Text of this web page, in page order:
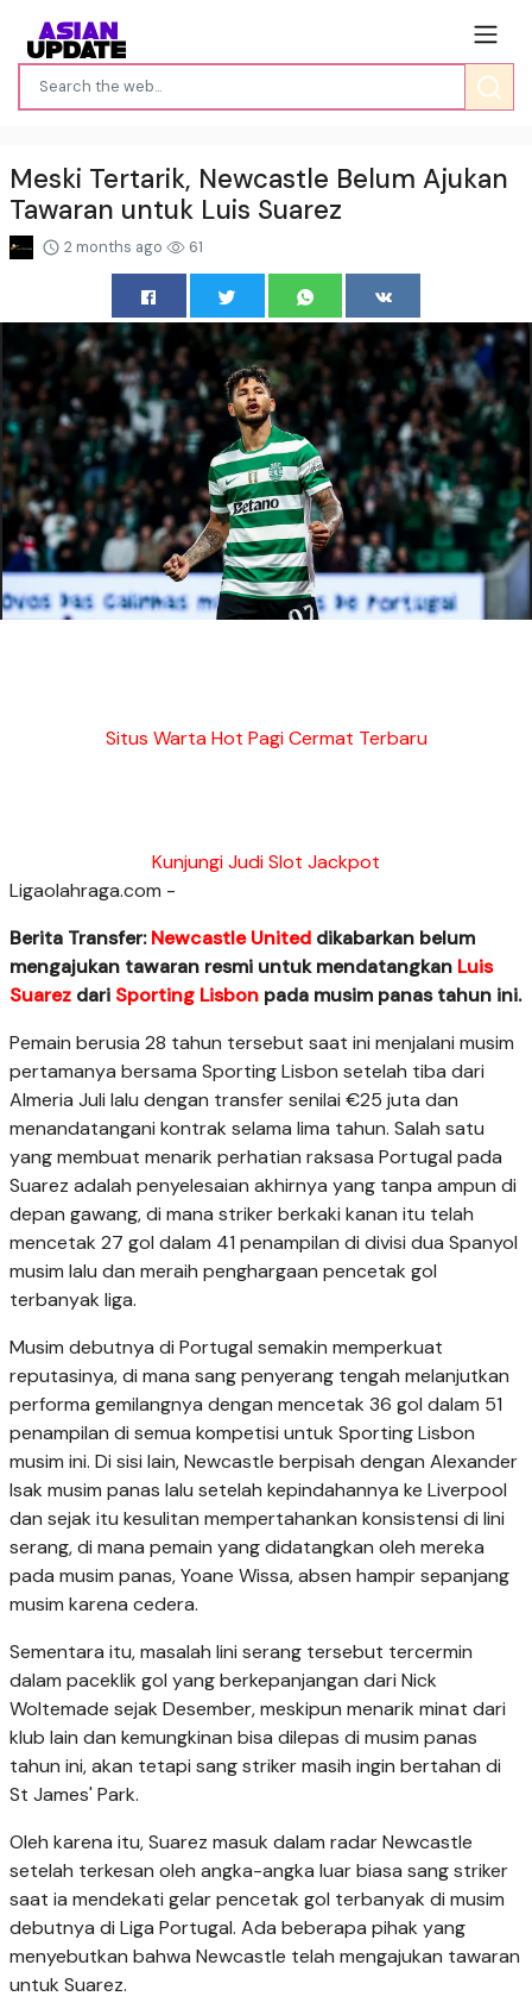
Meski Tertarik, Newcastle Belum Ajukan
Tawaran untuk Luis Suarez
2 months ago 61
Situs Warta Hot Pagi Cermat Terbaru
Kunjungi Judi Slot Jackpot
Ligaolahraga.com -
Berita Transfer:Newcastle United dikabarkan belum
mengajukan tawaran resmi untuk mendatangkan Luis
Suarez dari Sporting Lisbon pada musim panas tahun ini.
Pemain berusia 28 tahun tersebut saat ini menjalani musim
pertamanya bersama Sporting Lisbon setelah tiba dari
Almeria Juli lalu dengan transfer senilai €25 juta dan
menandatangani kontrak selama lima tahun. Salah satu
yang membuat menarik perhatian raksasa Portugal pada
Suarez adalah penyelesaian akhirnya yang tanpa ampun di
depan gawang, di mana striker berkaki kanan itu telah
mencetak 27 gol dalam 41 penampilan di divisi dua Spanyol
musim lalu dan meraih penghargaan pencetak gol
terbanyak liga.
Musim debutnya di Portugal semakin memperkuat
reputasinya, di mana sang penyerang tengah melanjutkan
performa gemilangnya dengan mencetak 36 gol dalam 51
penampilan di semua kompetisi untuk Sporting Lisbon
musim ini. Di sisi lain, Newcastle berpisah dengan Alexander
Isak musim panas lalu setelah kepindahannya ke Liverpool
dan sejak itu kesulitan mempertahankan konsistensi di lini
serang, di mana pemain yang didatangkan oleh mereka
pada musim panas, Yoane Wissa, absen hampir sepanjang
musim karena cedera.
Sementara itu, masalah lini serang tersebut tercermin
dalam paceklik gol yang berkepanjangan dari Nick
Woltemade sejak Desember, meskipun menarik minat dari
klub lain dan kemungkinan bisa dilepas di musim panas
tahun ini, akan tetapi sang striker masih ingin bertahan di
St James' Park.
Oleh karena itu, Suarez masuk dalam radar Newcastle
setelah terkesan oleh angka-angka luar biasa sang striker
saat ia mendekati gelar pencetak gol terbanyak di musim
debutnya di Liga Portugal. Ada beberapa pihak yang
menyebutkan bahwa Newcastle telah mengajukan tawaran
untuk Suarez.